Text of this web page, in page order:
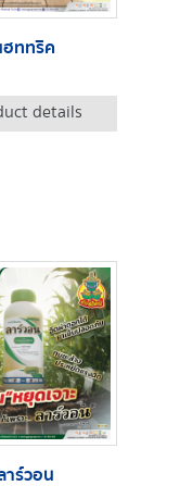
ฮททริค
details
าร์วอน